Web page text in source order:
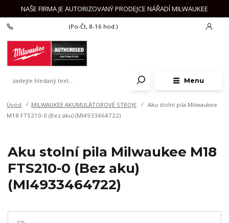
NAŠE FIRMA JE AUTORIZOVANÝ PRODEJCE NÁŘADÍ MILWAUKEE
Menu
(Po-Čt, 8-16 hod.)
Úvod MILWAUKEE AKUMULÁTOROVÉ STROJE
Aku stolní pila Milwaukee
M18 FTS210-0 (Bez aku) (MI4933464722)
Aku stolní pila Milwaukee M18
FTS210-0 (Bez aku)
(MI4933464722)